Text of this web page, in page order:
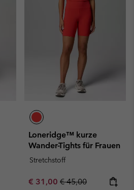
Loneridge™ kurze
Wander-Tights für Frauen
Stretchstoff
Sale price:
€ 31,00 Regular price:
€ 45,00